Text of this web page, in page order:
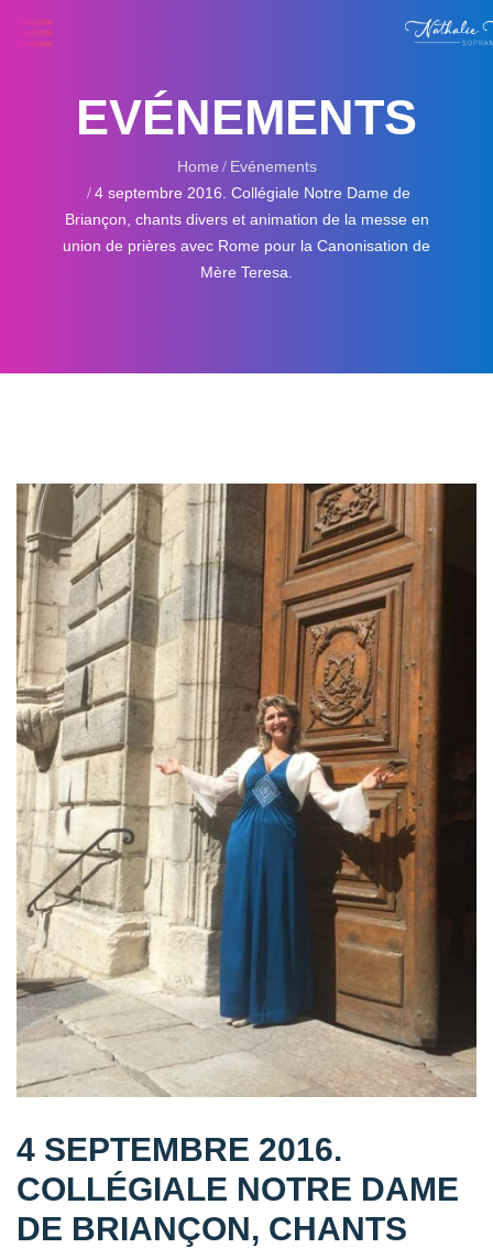
EVÉNEMENTS
Home
Evénements
4 septembre 2016. Collégiale Notre Dame de
Briançon, chants divers et animation de la messe en
union de prières avec Rome pour la Canonisation de
Mère Teresa.
4 SEPTEMBRE 2016.
COLLÉGIALE NOTRE DAME
DE BRIANÇON, CHANTS